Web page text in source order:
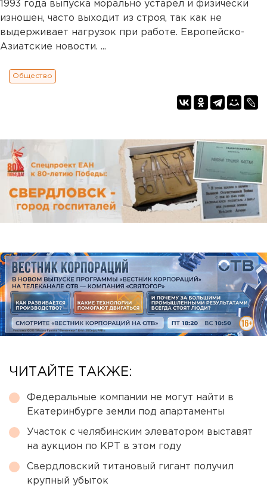
1993 года выпуска морально устарел и физически
изношен, часто выходит из строя, так как не
выдерживает нагрузок при работе. Европейско-
Азиатские новости. ...
Общество
ЧИТАЙТЕ ТАКЖЕ:
Федеральные компании не могут найти в
Екатеринбурге земли под апартаменты
Участок с челябинским элеватором выставят
на аукцион по КРТ в этом году
Свердловский титановый гигант получил
крупный убыток